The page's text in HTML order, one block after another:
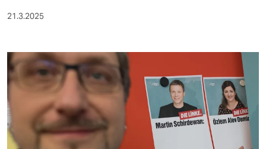
abo
genossenschaft
epaper login
21.3.2025